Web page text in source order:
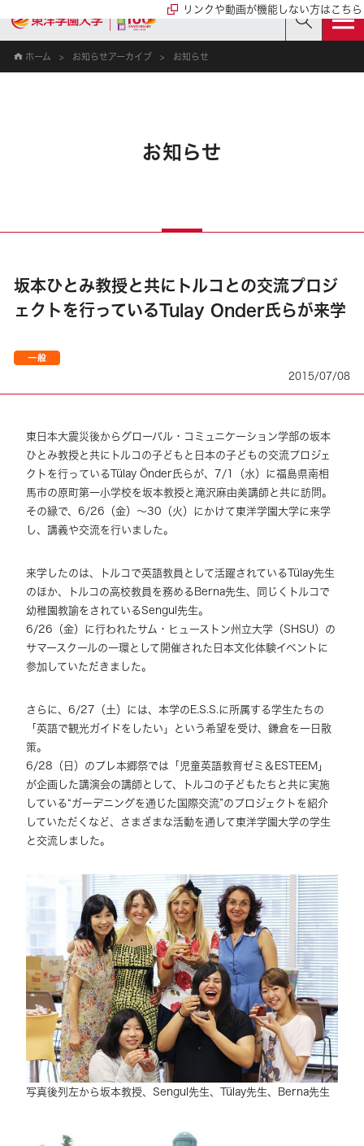
ホーム お知らせアーカイブ お知らせ
お知らせ
坂本ひとみ教授と共にトルコとの交流プロジ
ェクトを行っているTulay Onder氏らが来学
2015/07/08
リンクや動画が機能しない方はこちら
東日本大震災後からグローバル・コミュニケーション学部の坂本
ひとみ教授と共にトルコの子どもと日本の子どもの交流プロジェ
クトを行っているTülay Önder氏らが、7/1（水）に福島県南相
馬市の原町第一小学校を坂本教授と滝沢麻由美講師と共に訪問。
その縁で、6/26（金）～30（火）にかけて東洋学園大学に来学
し、講義や交流を行いました。
来学したのは、トルコで英語教員として活躍されているTülay先生
のほか、トルコの高校教員を務めるBerna先生、同じくトルコで
幼稚園教諭をされているSengul先生。
6/26（金）に行われたサム・ヒューストン州立大学（SHSU）の
サマースクールの一環として開催された日本文化体験イベントに
参加していただきました。
さらに、6/27（土）には、本学のE.S.S.に所属する学生たちの
「英語で観光ガイドをしたい」という希望を受け、鎌倉を一日散
策。
6/28（日）のプレ本郷祭では「児童英語教育ゼミ＆ESTEEM」
が企画した講演会の講師として、トルコの子どもたちと共に実施
している“ガーデニングを通じた国際交流”のプロジェクトを紹介
していただくなど、さまざまな活動を通して東洋学園大学の学生
と交流しました。
写真後列左から坂本教授、Sengul先生、Tülay先生、Berna先生